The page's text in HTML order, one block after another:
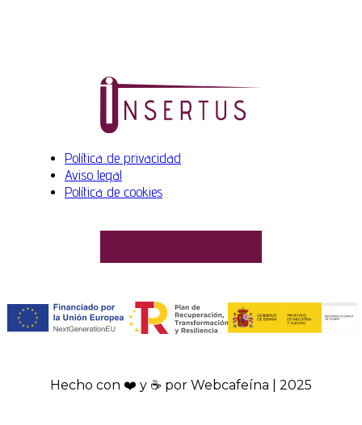
Política de privacidad
Aviso legal
Política de cookies
Hecho con ❤️ y ☕ por Webcafeína | 2025